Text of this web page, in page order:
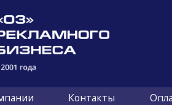
Контакты